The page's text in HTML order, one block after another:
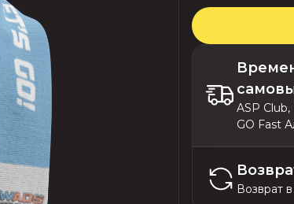
ASP
GO Fast
Возврат